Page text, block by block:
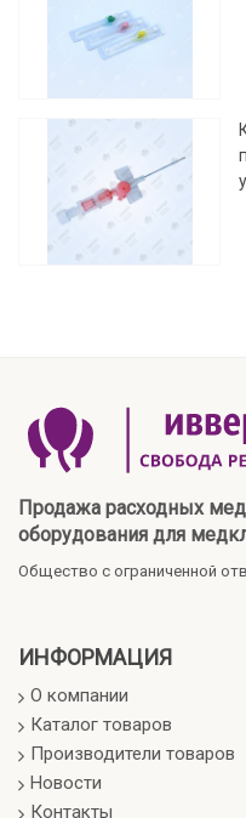
Продажа расходных
оборудования для
Общество с ограниченной
ИНФОРМАЦИЯ
О компании
Каталог товаров
Производители товаров
Новости
Контакты